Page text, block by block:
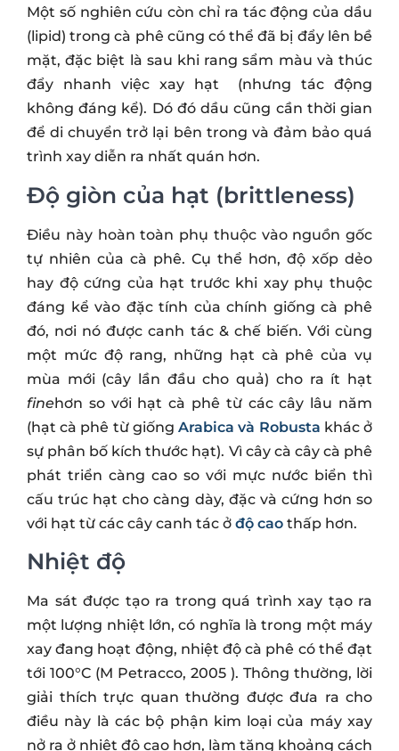
Một số nghiên cứu còn chỉ ra tác động của dầu
(lipid) trong cà phê cũng có thể đã bị đẩy lên bề
mặt, đặc biệt là sau khi rang sẩm màu và thúc
đẩy nhanh việc xay hạt (nhưng tác động
không đáng kể). Dó đó dầu cũng cần thời gian
để di chuyển trở lại bên trong và đảm bảo quá
trình xay diễn ra nhất quán hơn.
Độ giòn của hạt (brittleness)
Điều này hoàn toàn phụ thuộc vào nguồn gốc
tự nhiên của cà phê. Cụ thể hơn, độ xốp dẻo
hay độ cứng của hạt trước khi xay phụ thuộc
đáng kể vào đặc tính của chính giống cà phê
đó, nơi nó được canh tác & chế biến. Với cùng
một mức độ rang, những hạt cà phê của vụ
mùa mới (cây lần đầu cho quả) cho ra ít hạt
finehơn so với hạt cà phê từ các cây lâu năm
(hạt cà phê từ giốngArabica và Robusta khác ở
sự phân bố kích thước hạt). Vì cây cà cây cà phê
phát triển càng cao so với mực nước biển thì
cấu trúc hạt cho càng dày, đặc và cứng hơn so
với hạt từ các cây canh tác ở độ cao thấp hơn.
Nhiệt độ
Ma sát được tạo ra trong quá trình xay tạo ra
một lượng nhiệt lớn, có nghĩa là trong một máy
xay đang hoạt động, nhiệt độ cà phê có thể đạt
tới 100°C (M Petracco, 2005 ). Thông thường, lời
giải thích trực quan thường được đưa ra cho
điều này là các bộ phận kim loại của máy xay
nở ra ở nhiệt độ cao hơn, làm tăng khoảng cách